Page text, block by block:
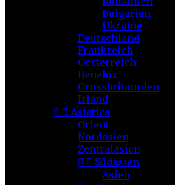
Bulgarien
Ukraine
Deutschland
Frankreich
Oesterreich
Benelux
Grossbritannien
Irland
  Asiatica
Orient
Nordasien
Zentralasien
  Südasien
Asien